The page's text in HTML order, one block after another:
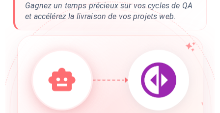
Gagnez un temps précieux sur vos cycles de QA
et accélérez la livraison de vos projets web.